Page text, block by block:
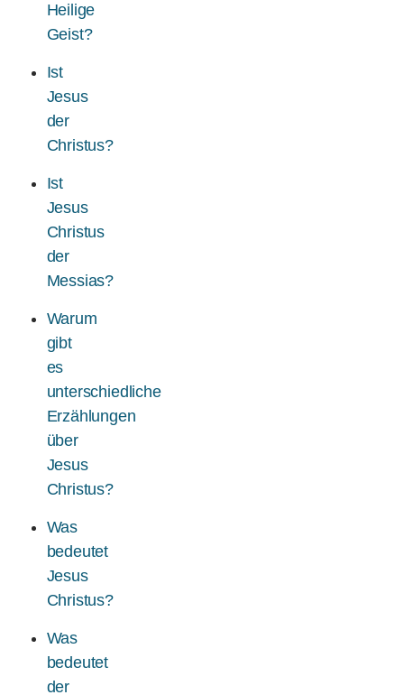
Heilige
Geist?
Ist
Jesus
der
Christus?
Ist
Jesus
Christus
der
Messias?
Warum
gibt
es
unterschiedliche
Erzählungen
über
Jesus
Christus?
Was
bedeutet
Jesus
Christus?
Was
bedeutet
der